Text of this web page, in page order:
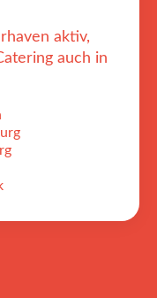
aktiv,
auch in